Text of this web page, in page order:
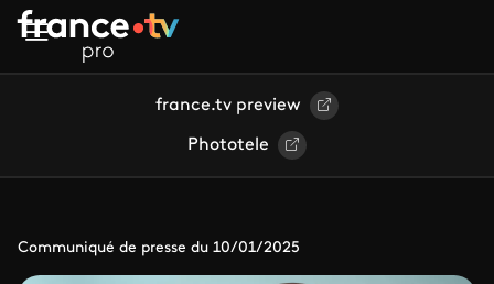
Aller au contenu principal
france.tv preview
Phototele
Communiqué de presse du 10/01/2025